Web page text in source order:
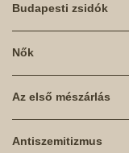
Budapesti zsidók
Nők
Az első mészárlás
Antiszemitizmus